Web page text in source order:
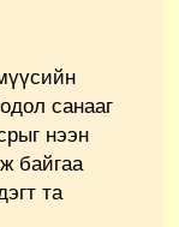
санааг
нээн
байгаа
та